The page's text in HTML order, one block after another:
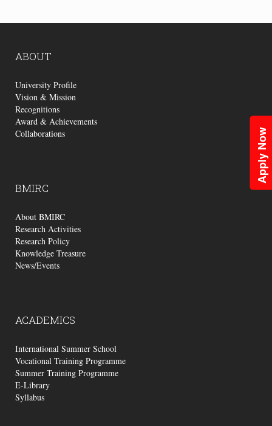
Apply Now
ABOUT
University Profile
Vision & Mission
Recognitions
Award & Achievements
Collaborations
BMIRC
About BMIRC
Research Activities
Research Policy
Knowledge Treasure
News/Events
ACADEMICS
International Summer School
Vocational Training Programme
Summer Training Programme
E-Library
Syllabus